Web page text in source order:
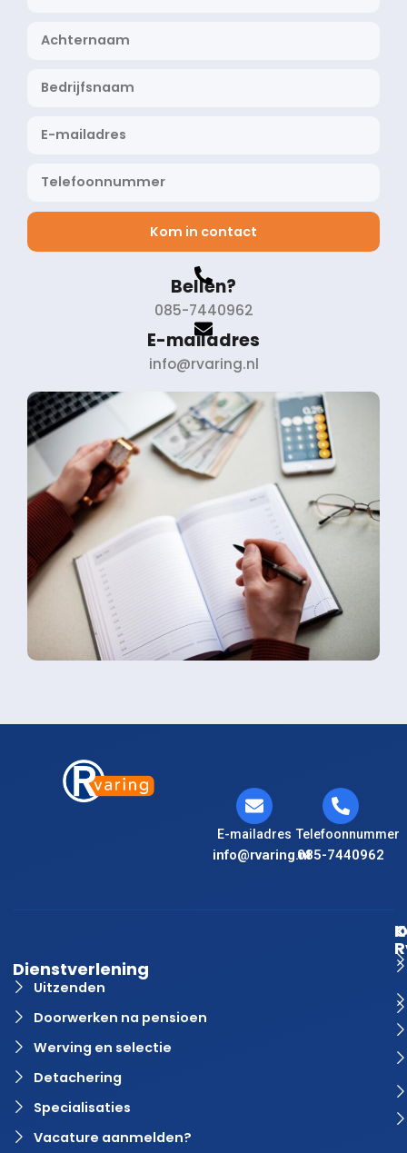
Kom in contact
Bellen?
085-7440962
E-mailadres
info@rvaring.nl
E-mailadres
info@rvaring.nl
Telefoonnummer
085-7440962
Dienstverlening
Uitzenden
Doorwerken na pensioen
Werving en selectie
Detachering
Specialisaties
Vacature aanmelden?